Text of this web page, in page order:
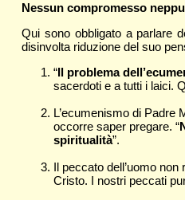
Nessun compromesso
Qui sono obbligato a parlare
disinvolta riduzione del suo
“Il problema
sacerdoti e a tutti i laici.
L’ecumenismo di Padre
occorre saper pregare. “
spiritualità”.
Il peccato dell’uomo
Cristo. I nostri peccati